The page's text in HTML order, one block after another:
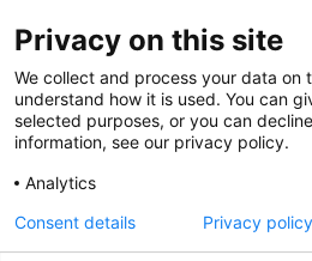
Lectoren en onderzoekers
Bedrijven
Hogescholen
Privacy on this site
We collect and process your data on
understand how it is used. You can
selected purposes, or you can
information, see our privacy policy.
Analytics
Consent details
Privacy policy